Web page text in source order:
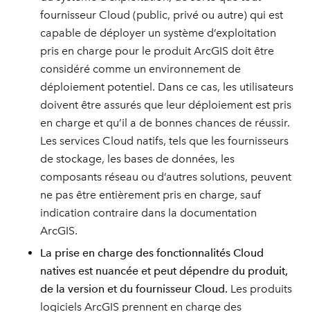
fournisseur Cloud (public, privé ou autre) qui est
capable de déployer un système d’exploitation
pris en charge pour le produit ArcGIS doit être
considéré comme un environnement de
déploiement potentiel. Dans ce cas, les utilisateurs
doivent être assurés que leur déploiement est pris
en charge et qu’il a de bonnes chances de réussir.
Les services Cloud natifs, tels que les fournisseurs
de stockage, les bases de données, les
composants réseau ou d’autres solutions, peuvent
ne pas être entièrement pris en charge, sauf
indication contraire dans la documentation
ArcGIS.
La prise en charge des fonctionnalités Cloud
natives est nuancée et peut dépendre du produit,
de la version et du fournisseur Cloud. Les produits
logiciels ArcGIS prennent en charge des